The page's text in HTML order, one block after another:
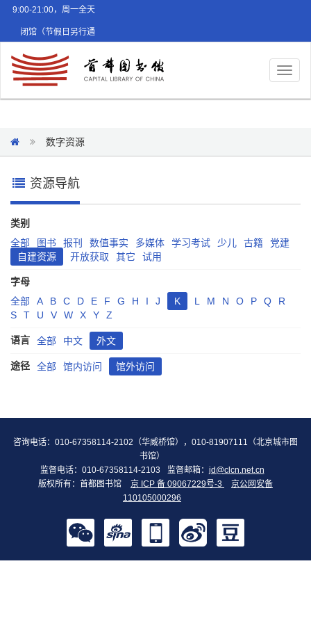
9:00-21:00，周一全天
闭馆（节假日另行通
数字资源
资源导航
类别
全部
图书 报刊 数值事实 多媒体 学习考试 少儿 古籍
党建
自建资源
开放获取 其它 试用
字母
全部
A B C D E F G H I J K L M N O P Q
R
S
T U V W X Y Z
语言 全部 中文 外文
途径 全部 馆内访问 馆外访问
咨询电话：010-67358114-2102（华威桥馆），010-81907111（北京城市图
书馆）
监督电话：010-67358114-2103
监督邮箱： jd@clcn.net.cn
版权所有：首都图书馆
京 ICP 备 09067229号-3
京公网安备
110105000296